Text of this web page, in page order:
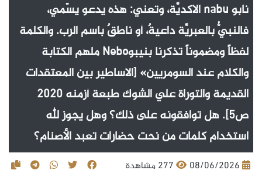
نابو nabu الاكديَّة، وتعني: هذه يدعو يسّمي،
فالنبيُّ بالعبريَّة داعيةٌ، أو ناطقٌ باسم الرب. والكلمة
لفظاً ومضموناً تذكرنا بنيبوNebo ملهم الكتابة
والكلام عند السومريين» [الاساطير بين المعتقدات
القديمة والتوراة علي الشوك طبعة أزمنه 2020
ص5]. هل توافقونه على ذلك؟ وهل يجوز لله
استخدام كلمات من نحت حضارات تعبد الأصنام؟
08/06/2026 277 مشاهدة